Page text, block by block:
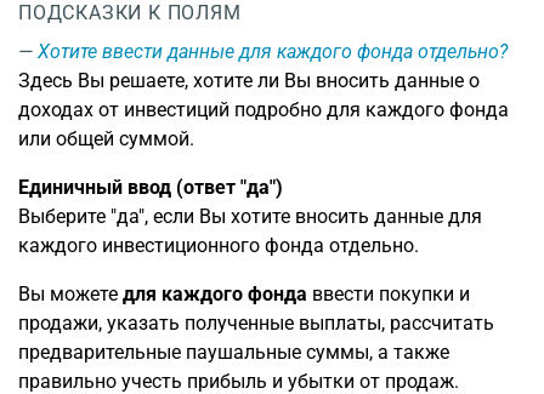
ПОДСКАЗКИ К ПОЛЯМ
Хотите ввести данные для каждого фонда отдельно?
Здесь Вы решаете, хотите ли Вы вносить данные о
доходах от инвестиций подробно для каждого фонда
или общей суммой.
Единичный ввод (ответ "да")
Выберите "да", если Вы хотите вносить данные для
каждого инвестиционного фонда отдельно.
Вы можете для каждого фонда ввести покупки и
продажи, указать полученные выплаты, рассчитать
предварительные паушальные суммы, а также
правильно учесть прибыль и убытки от продаж.